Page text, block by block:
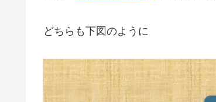
どちらも下図のように